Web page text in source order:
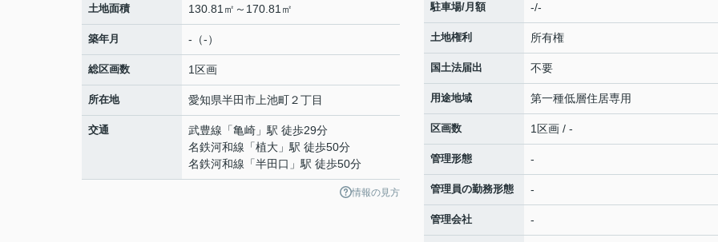
土地面積 130.81㎡～170.81㎡
築年月 -（-）
総区画数 1区画
所在地 愛知県半田市 上池町２丁目
交通 武豊線 「亀崎 」駅 徒歩29分
名鉄河和線 「植大 」駅 徒歩50分
名鉄河和線 「半田口 」駅 徒歩50分
情報の見方
駐車場/月額 -/-
土地権利 所有権
国土法届出 不要
用途地域 第一種低層住居専用
区画数 1区画 / -
管理形態 -
管理員の勤務形態 -
管理会社 -